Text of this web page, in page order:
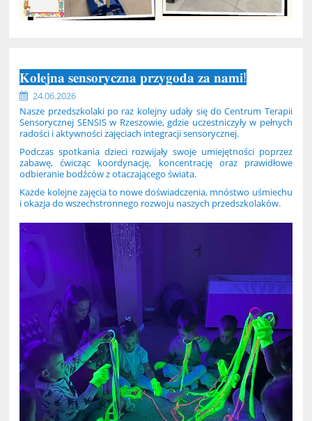
𝐊𝐨𝐥𝐞𝐣𝐧𝐚 𝐬𝐞𝐧𝐬𝐨𝐫𝐲𝐜𝐳𝐧𝐚 𝐩𝐫𝐳𝐲𝐠𝐨𝐝𝐚 𝐳𝐚 𝐧𝐚𝐦𝐢!
24.06.2026
Nasze przedszkolaki po raz kolejny udały się do Centrum Terapii
Sensorycznej SENSIS w Rzeszowie, gdzie uczestniczyły w pełnych
radości i aktywności zajęciach integracji sensorycznej.
Podczas spotkania dzieci rozwijały swoje umiejętności poprzez
zabawę, ćwicząc koordynację, koncentrację oraz prawidłowe
odbieranie bodźców z otaczającego świata.
Każde kolejne zajęcia to nowe doświadczenia, mnóstwo uśmiechu
i okazja do wszechstronnego rozwoju naszych przedszkolaków.